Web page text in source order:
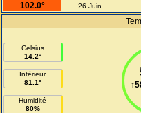
102.0°
26 Juin
Celsius
14.2°
Intérieur
81.1°
Humidité
80%
↑